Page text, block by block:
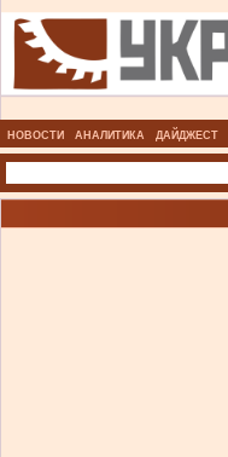
НОВОСТИ АНАЛИТИКА ДАЙДЖЕСТ